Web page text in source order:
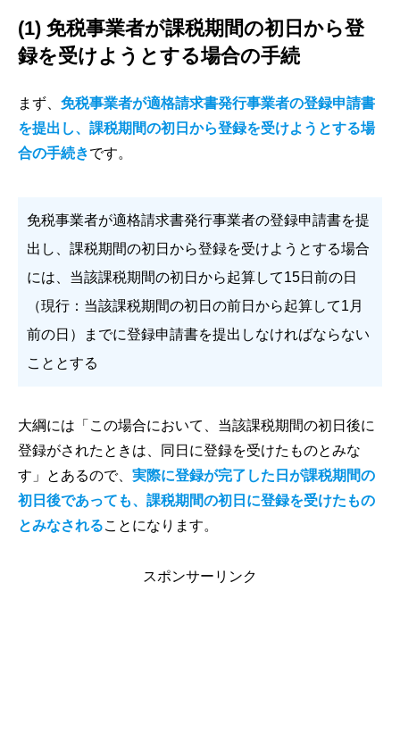
(1) 免税事業者が課税期間の初日から登
録を受けようとする場合の手続
まず、 免税事業者が適格請求書発行事業者の登録申請書
を提出し、課税期間の初日から登録を受けようとする場
合の手続きです。
免税事業者が適格請求書発行事業者の登録申請書を提
出し、課税期間の初日から登録を受けようとする場合
には、当該課税期間の初日から起算して15日前の日
（現行：当該課税期間の初日の前日から起算して1月
前の日）までに登録申請書を提出しなければならない
こととする
大綱には「この場合において、当該課税期間の初日後に
登録がされたときは、同日に登録を受けたものとみな
す」とあるので、 実際に登録が完了した日が課税期間の
初日後であっても、課税期間の初日に登録を受けたもの
とみなされることになります。
スポンサーリンク